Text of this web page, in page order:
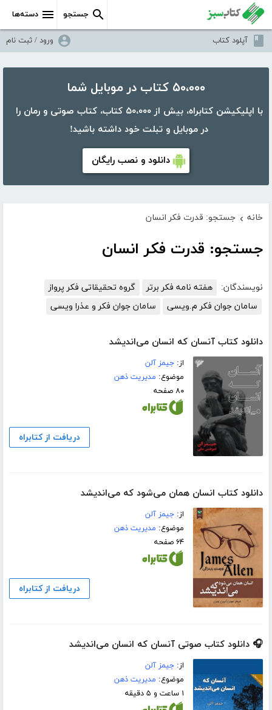
دسته‌ها جستجو
آپلود کتاب ورود / ثبت نام
۵۰،۰۰۰ کتاب در موبایل شما
با اپلیکیشن کتابراه، بیش از ۵۰،۰۰۰ کتاب، کتاب صوتی و رمان را
در موبایل و تبلت خود داشته باشید!
دانلود و نصب رایگان
خانه › جستجو: قدرت فکر انسان
جستجو: قدرت فکر انسان
نویسندگان: هفته نامه فکر برتر
گروه تحقیقاتی فکر پرواز
سامان جوان فکر م.ویسی
سامان جوان فکر و عذرا ویسی
دانلود کتاب آنسان که انسان می‌اندیشد
از:جیمز آلن
موضوع: مدیریت ذهن
۸۰ صفحه
دریافت از کتابراه
دانلود کتاب انسان همان می‌شود که می‌اندیشد
از:جیمز آلن
موضوع: مدیریت ذهن
۶۴ صفحه
دریافت از کتابراه
🎧 دانلود کتاب صوتی آنسان که انسان می‌اندیشد
از:جیمز آلن
موضوع: مدیریت ذهن
۱ ساعت و ۵ دقیقه